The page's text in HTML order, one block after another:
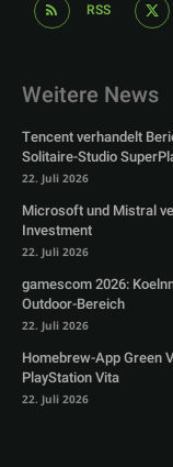
RSS
Weitere News
Tencent verhandelt
Solitaire-Studio
22. Juli 2026
Microsoft und Mistral
Investment
22. Juli 2026
gamescom 2026:
Outdoor-Bereich
22. Juli 2026
Homebrew-App Green
PlayStation Vita
22. Juli 2026